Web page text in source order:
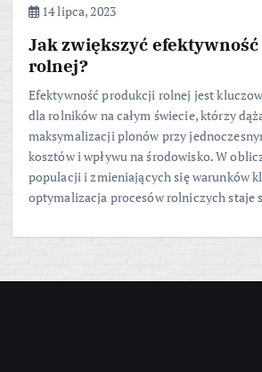
14 lipca, 2023
Jak zwiększyć
rolnej?
Efektywność produkcji rolnej jest
dla rolników na całym świecie, którzy
maksymalizacji plonów przy
kosztów i wpływu na środowisko. W
populacji i zmieniających się warunków
optymalizacja procesów rolniczych staje